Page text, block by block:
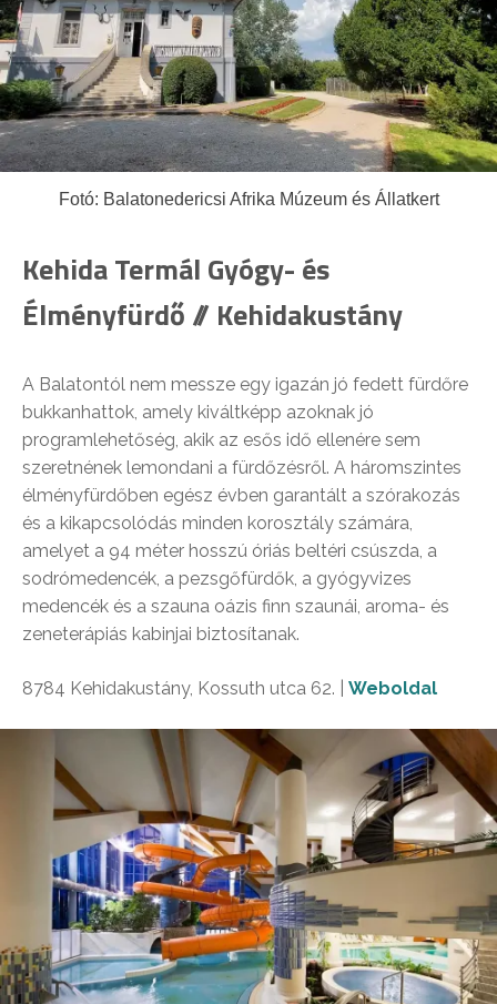
Fotó: Balatonedericsi Afrika Múzeum és Állatkert
Kehida Termál Gyógy- és
Élményfürdő // Kehidakustány
A Balatontól nem messze egy igazán jó fedett fürdőre
bukkanhattok, amely kiváltképp azoknak jó
programlehetőség, akik az esős idő ellenére sem
szeretnének lemondani a fürdőzésről. A háromszintes
élményfürdőben egész évben garantált a szórakozás
és a kikapcsolódás minden korosztály számára,
amelyet a 94 méter hosszú óriás beltéri csúszda, a
sodrómedencék, a pezsgőfürdők, a gyógyvizes
medencék és a szauna oázis finn szaunái, aroma- és
zeneterápiás kabinjai biztosítanak.
8784 Kehidakustány, Kossuth utca 62. | Weboldal